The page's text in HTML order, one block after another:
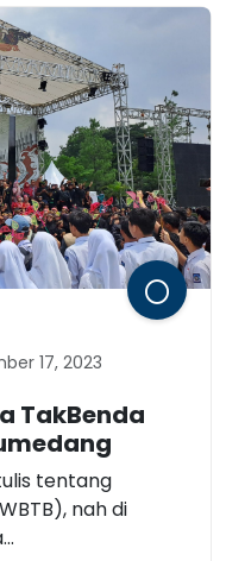
17, 2023
TakBenda
tentang
nah di